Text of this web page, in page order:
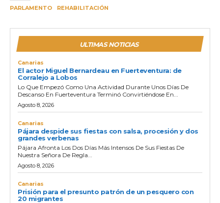
PARLAMENTO
REHABILITACIÓN
ULTIMAS NOTICIAS
Canarias
El actor Miguel Bernardeau en Fuerteventura: de
Corralejo a Lobos
Lo Que Empezó Como Una Actividad Durante Unos Días De
Descanso En Fuerteventura Terminó Convirtiéndose En...
Agosto 8, 2026
Canarias
Pájara despide sus fiestas con salsa, procesión y dos
grandes verbenas
Pájara Afronta Los Dos Días Más Intensos De Sus Fiestas De
Nuestra Señora De Regla...
Agosto 8, 2026
Canarias
Prisión para el presunto patrón de un pesquero con
20 migrantes